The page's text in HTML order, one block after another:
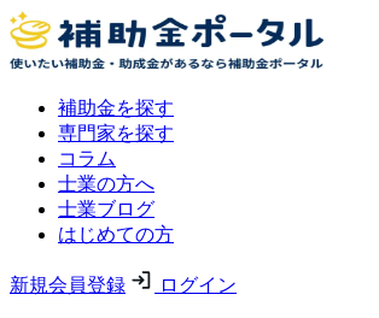
補助金を探す
専門家を探す
コラム
士業の方へ
士業ブログ
はじめての方
新規会員登録 ログイン